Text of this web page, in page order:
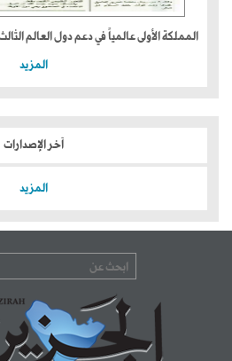
المملكة الأولى عالمياً في دعم دول العالم
المزيد
آخر الإصدارات
المزيد